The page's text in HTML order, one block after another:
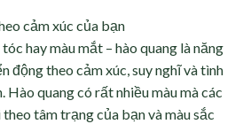
cảm xúc của bạn
hay màu mắt – hào quang là năng
động theo cảm xúc, suy nghĩ và tình
quang có rất nhiều màu mà các
tâm trạng của bạn và màu sắc